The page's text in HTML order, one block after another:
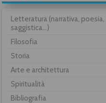
Letteratura (narrativa, poesia,
saggistica...)
Filosofia
Storia
Arte e architettura
Spiritualità
Bibliografia